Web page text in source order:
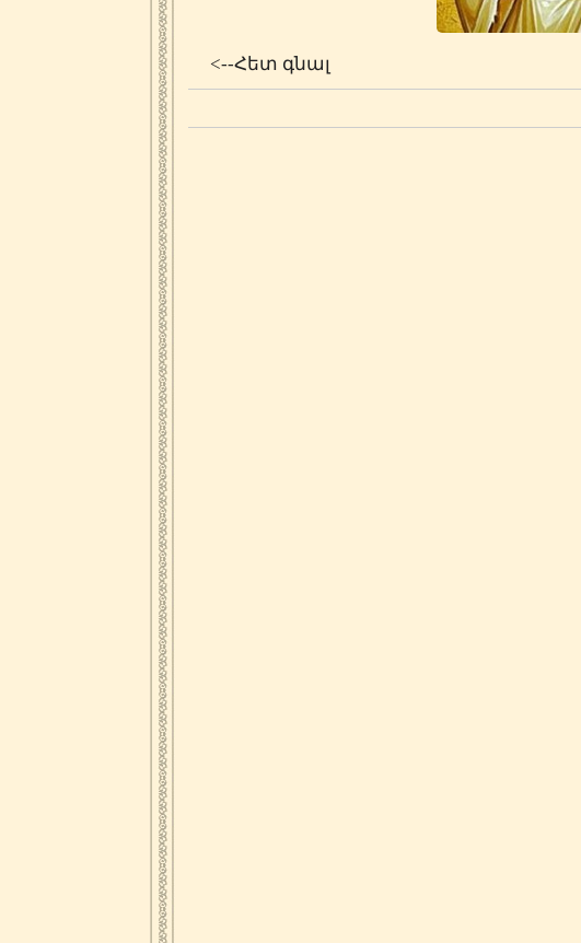
<--Հետ գնալ